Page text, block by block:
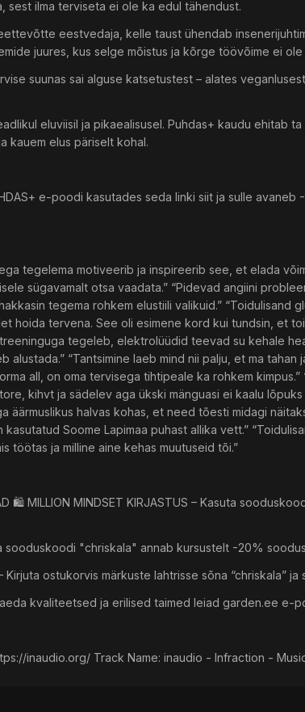
sest ilma terviseta ei ole ka edul tähendust.
eestvedaja, kelle taust ühendab
juures, kus selge mõistus ja kõrge töövõime ei
suunas sai alguse katsetustest – alates
eluviisil ja pikaealisusel. Puhdas+ kaudu ehitab
kauem elus päriselt kohal.
e-poodi kasutades seda linki siit ja sulle
tegelema motiveerib ja inspireerib see, et elada
sügavamalt otsa vaadata.” “Pidevad angiini
tegema rohkem elustiili valikuid.”
hoida tervena. See oli esimene kord kui tundsin, et
tegeleb, elektrolüüdid teevad su kehale
alustada.” “Tantsimine laeb mind nii palju, et ma
all, on oma tervisega tihtipeale ka rohkem
kihvt ja sädelev aga ükski mänguasi ei kaalu
äärmuslikus halvas kohas, et need tõesti midagi
kasutatud Soome Lapimaa puhast allika vett.”
töötas ja milline aine kehas muutuseid tõi.”
🛍️ MILLION MINDSET KIRJASTUS – Kasuta
sooduskoodi "chriskala" annab kursustelt -20%
– Kirjuta ostukorvis märkuste lahtrisse sõna
aeda kvaliteetsed ja erilised taimed leiad garden.ee
inaudio.org/ Track Name: inaudio - Infraction -